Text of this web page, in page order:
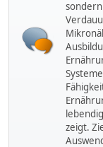
sondern
zeigt.